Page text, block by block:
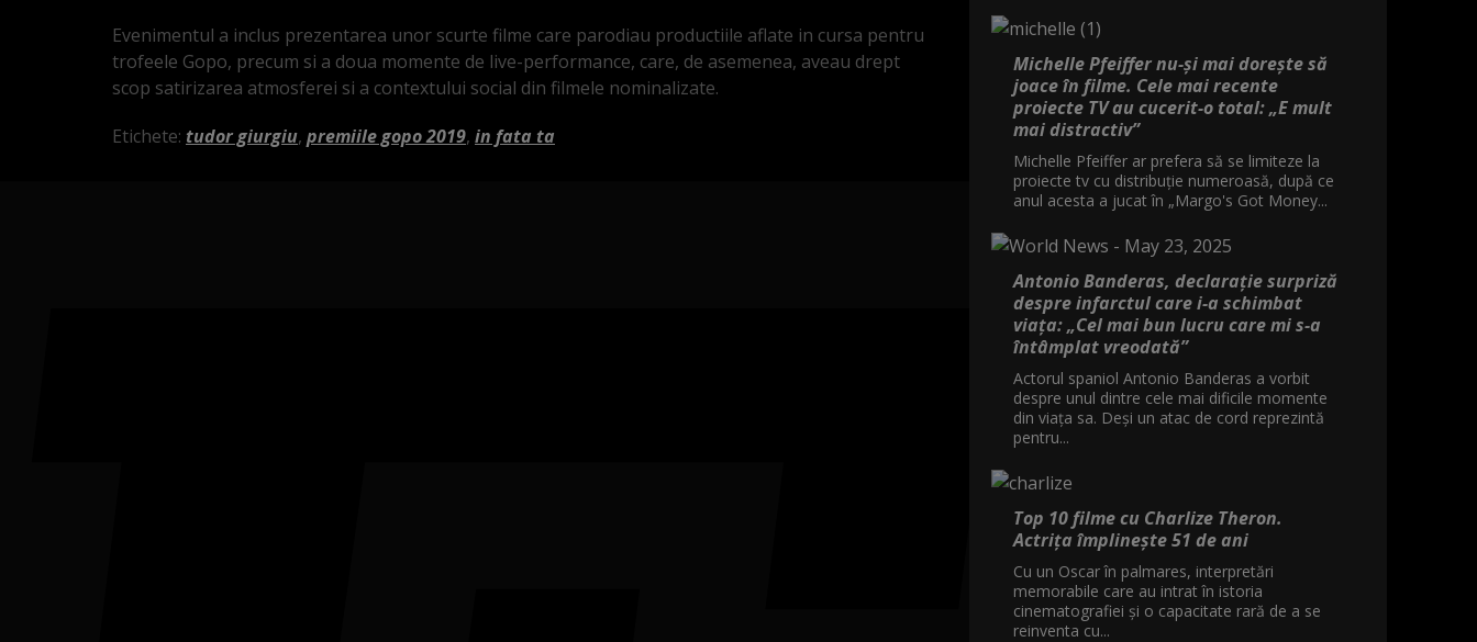
Evenimentul a inclus prezentarea unor scurte filme care parodiau productiile aflate in cursa pentru
trofeele Gopo, precum si a doua momente de live-performance, care, de asemenea, aveau drept
scop satirizarea atmosferei si a contextului social din filmele nominalizate.
Etichete: tudor giurgiu, premiile gopo 2019, in fata ta
Michelle Pfeiffer nu-și mai dorește să
joace în filme. Cele mai recente
proiecte TV au cucerit-o total: „E mult
mai distractiv”
Michelle Pfeiffer ar prefera să se limiteze la
proiecte tv cu distribuție numeroasă, după ce
anul acesta a jucat în „Margo's Got Money...
Antonio Banderas, declarație surpriză
despre infarctul care i-a schimbat
viața: „Cel mai bun lucru care mi s-a
întâmplat vreodată”
Actorul spaniol Antonio Banderas a vorbit
despre unul dintre cele mai dificile momente
din viața sa. Deși un atac de cord reprezintă
pentru...
Top 10 filme cu Charlize Theron.
Actrița împlinește 51 de ani
Cu un Oscar în palmares, interpretări
memorabile care au intrat în istoria
cinematografiei și o capacitate rară de a se
reinventa cu...